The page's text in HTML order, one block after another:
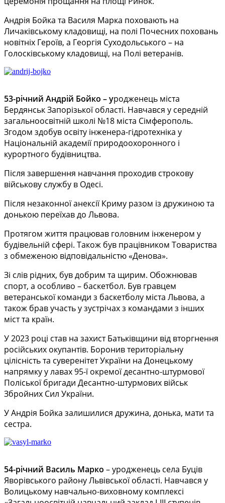
Андрія Бойка та Василя Марка поховають на
Личаківському кладовищі, на полі Почесних поховань
новітніх Героїв, а Георгія Суходольського – на
Голосківському кладовищі, на Полі ветеранів.
53-річний Андрій Бойко – уродженець міста
Бердянськ Запорізької області. Навчався у середній
загальноосвітній школі №18 міста Сімферополь.
Згодом здобув освіту інженера-гідротехніка у
Національній академії природоохоронного і
курортного будівництва.
Після завершення навчання проходив строкову
військову службу в Одесі.
Після незаконної анексії Криму разом із дружиною та
донькою переїхав до Львова.
Протягом життя працював головним інженером у
будівельній сфері. Також був працівником Товариства
з обмеженою відповідальністю «Денова».
Зі слів рідних, був добрим та щирим. Обожнював
спорт, а особливо – баскетбол. Був гравцем
ветеранської команди з баскетболу міста Львова, а
також брав участь у зустрічах з командами з інших
міст та країн.
У 2023 році став на захист Батьківщини від вторгнення
російських окупантів. Боронив територіальну
цілісність та суверенітет України на Донецькому
напрямку у лавах 95-ї окремої десантно-штурмової
Поліської бригади Десантно-штурмових військ
Збройних Сил України.
У Андрія Бойка залишилися дружина, донька, мати та
сестра.
54-річний Василь Марко – уродженець села Буців
Яворівського району Львівської області. Навчався у
Волицькому навчально-виховному комплексі